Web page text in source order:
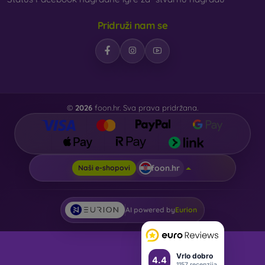
4.4 Vrlo dobro
Pridruži nam se
© 2026 foon.hr. Sva prava pridržana.
Naši e-shopovi foon.hr
AI powered byEurion